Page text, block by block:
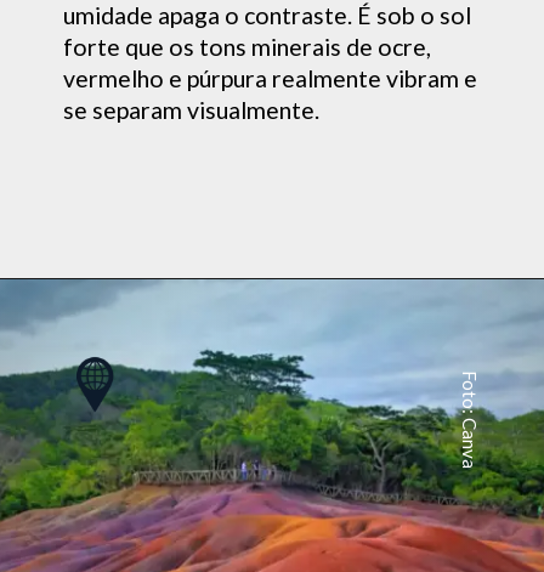
umidade apaga o contraste. É sob o sol
forte que os tons minerais de ocre,
vermelho e púrpura realmente vibram e
se separam visualmente.
Foto: Canva